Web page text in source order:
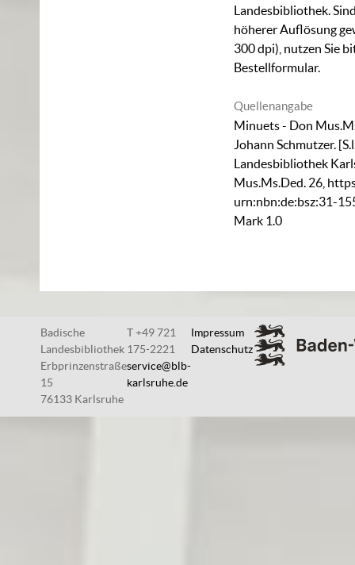
Landesbibliothek.
höherer Auflösung
300 dpi), nutzen Sie
Bestellformular.
Quellenangabe
Minuets - Don
Johann Schmutzer.
Landesbibliothek
Mus.Ms.Ded. 26
urn:nbn:de:bsz:31-
Mark 1.0
Badische
Landesbibliothek
Erbprinzenstraße
15
76133 Karlsruhe
T +49 721
175-2221
service@blb-
karlsruhe.de
Impressum
Datenschutz